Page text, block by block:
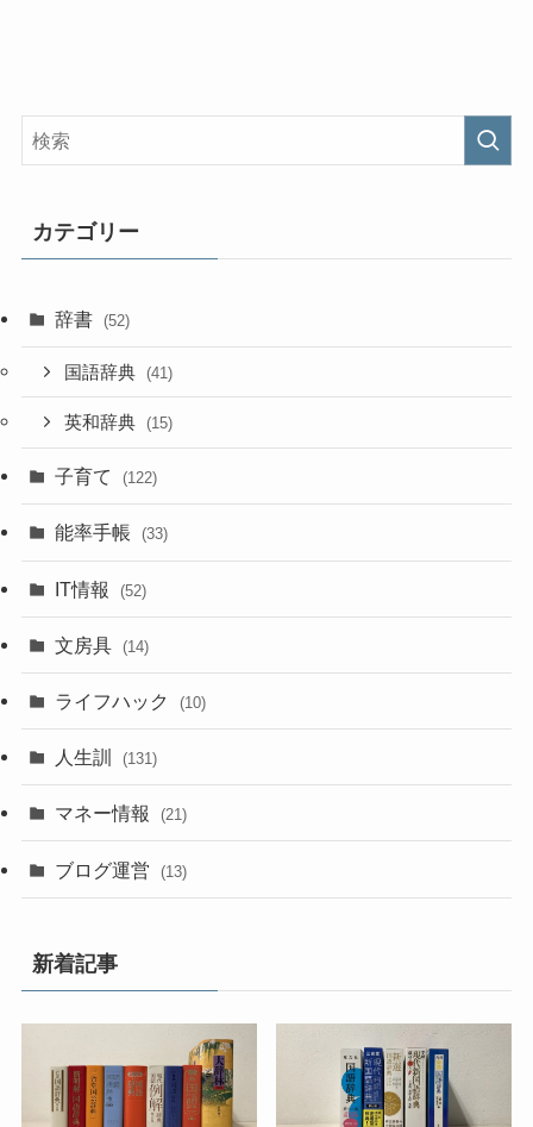
カテゴリー
辞書 (52)
国語辞典 (41)
英和辞典 (15)
子育て (122)
能率手帳 (33)
IT情報 (52)
文房具 (14)
ライフハック (10)
人生訓 (131)
マネー情報 (21)
ブログ運営 (13)
新着記事